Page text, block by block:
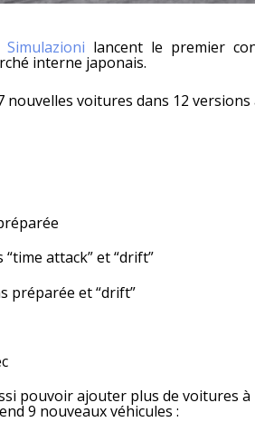
Simulazioni lancent le premier
interne japonais.
nouvelles voitures dans 12
attack” et “drift”
préparée et “drift”
pouvoir ajouter plus de voitures
9 nouveaux véhicules :